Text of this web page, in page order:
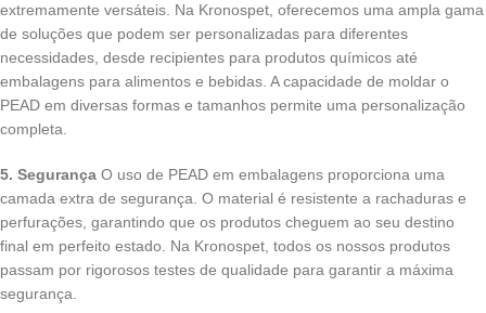
extremamente versáteis. Na Kronospet, oferecemos uma ampla gama
de soluções que podem ser personalizadas para diferentes
necessidades, desde recipientes para produtos químicos até
embalagens para alimentos e bebidas. A capacidade de moldar o
PEAD em diversas formas e tamanhos permite uma personalização
completa.
5. Segurança O uso de PEAD em embalagens proporciona uma
camada extra de segurança. O material é resistente a rachaduras e
perfurações, garantindo que os produtos cheguem ao seu destino
final em perfeito estado. Na Kronospet, todos os nossos produtos
passam por rigorosos testes de qualidade para garantir a máxima
segurança.